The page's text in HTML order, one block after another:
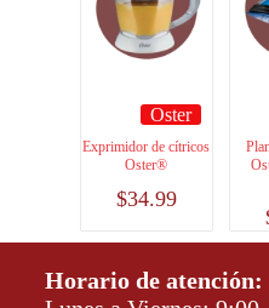
Oster
Exprimidor de cítricos
Oster®
$34.99
Horario de atención: